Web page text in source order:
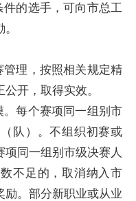
件的选手，可向市总工
理，按照相关规定精
开，取得实效。
。每个赛项同一组别市
队）。不组织初赛或
同一组别市级决赛人
不足的，取消纳入市
励。部分新职业或从业